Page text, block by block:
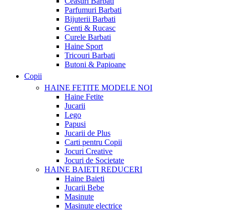
Parfumuri Barbati
Bijuterii Barbati
Genti & Rucasc
Curele Barbati
Haine Sport
Tricouri Barbati
Butoni & Papioane
Copii
HAINE FETITE MODELE NOI
Haine Fetite
Jucarii
Lego
Papusi
Jucarii de Plus
Carti pentru Copii
Jocuri Creative
Jocuri de Societate
HAINE BAIETI REDUCERI
Haine Baieti
Jucarii Bebe
Masinute
Masinute electrice